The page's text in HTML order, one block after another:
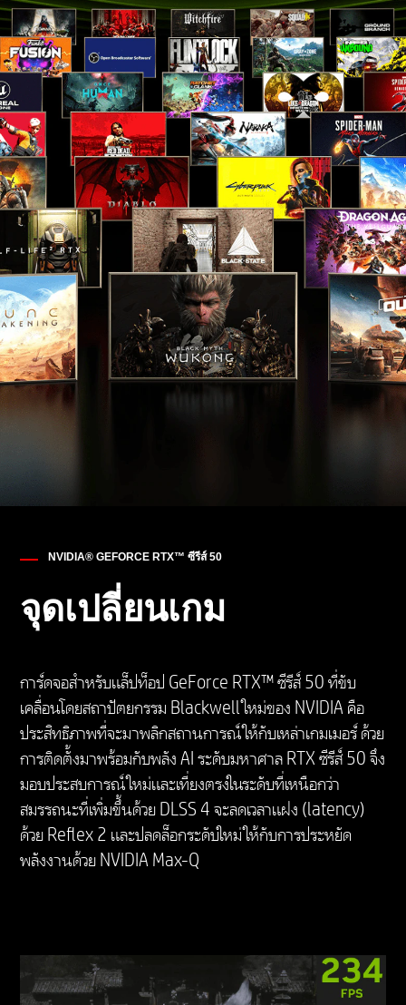
NVIDIA® GEFORCE RTX™ ซีรีส์ 50
จุดเปลี่ยนเกม
การ์ดจอสำหรับแล็ปท็อป GeForce RTX™ ซีรีส์ 50 ที่ขับ
เคลื่อนโดยสถาปัตยกรรม Blackwell ใหม่ของ NVIDIA คือ
ประสิทธิภาพที่จะมาพลิกสถานการณ์ให้กับเหล่าเกมเมอร์ ด้วย
การติดตั้งมาพร้อมกับพลัง AI ระดับมหาศาล RTX ซีรีส์ 50 จึง
มอบประสบการณ์ใหม่และเที่ยงตรงในระดับที่เหนือกว่า
สมรรถนะที่เพิ่มขึ้นด้วย DLSS 4 จะลดเวลาแฝง (latency)
ด้วย Reflex 2 และปลดล็อกระดับใหม่ให้กับการประหยัด
พลังงานด้วย NVIDIA Max-Q